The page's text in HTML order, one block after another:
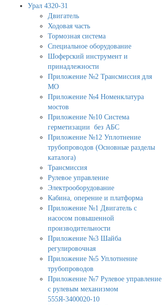
Урал 4320-31
Двигатель
Ходовая часть
Тормозная система
Специальное оборудование
Шоферский инструмент и
принадлежности
Приложение №2 Трансмиссия для
МО
Приложение №4 Номенклатура
мостов
Приложение №10 Система
герметизации без АБС
Приложение №12 Уплотнение
трубопроводов (Основные разделы
каталога)
Трансмиссия
Рулевое управление
Электрооборудование
Кабина, оперение и платформа
Приложение №1 Двигатель с
насосом повышенной
производительности
Приложение №3 Шайба
регулировочная
Приложение №5 Уплотнение
трубопроводов
Приложение №7 Рулевое управление
с рулевым механизмом
555Я-3400020-10